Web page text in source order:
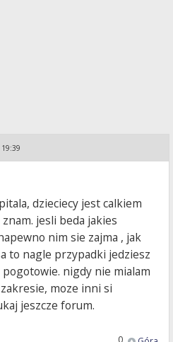
dzieciecy jest calkiem
jesli beda jakies
nim sie zajma , jak
to nagle przypadki jedziesz
nigdy nie mialam
moze inni si
jeszcze forum.
0